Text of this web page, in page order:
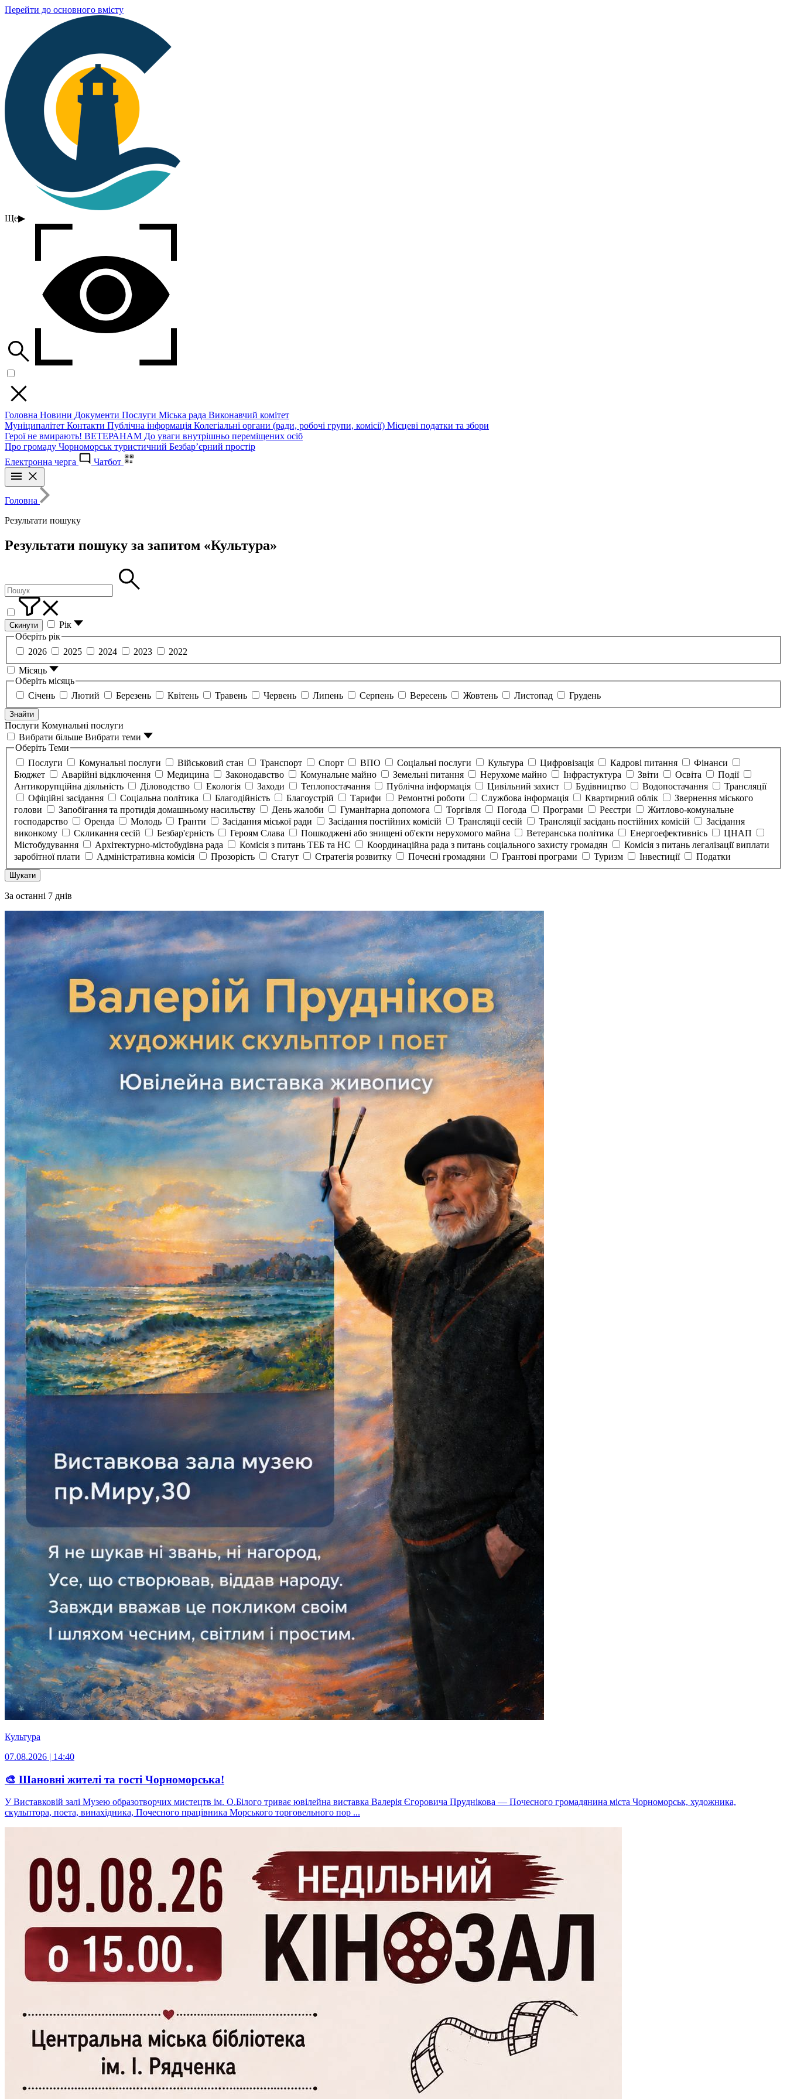
Перейти до основного вмісту
Ще▶
Головна Новини Документи Послуги Міська рада Виконавчий комітет
Муніципалітет Контакти Публічна інформація Колегіальні органи (ради, робочі групи, комісії) Місцеві податки та збори
Герої не вмирають! ВЕТЕРАНАМ До уваги внутрішньо переміщених осіб
Про громаду Чорноморськ туристичний Безбар’єрний простір
Електронна черга
Чатбот
Головна
Результати пошуку
Результати пошуку за запитом «Культура»
Скинути
Рік
Оберіть рік
2026
2025 2024 2023
2022
Місяць
Оберіть місяць
Січень
Лютий Березень Квітень Травень Червень Липень Серпень Вересень Жовтень Листопад Грудень
Знайти
Послуги Комунальні послуги
Вибрати більше Вибрати теми
Оберіть Теми
Послуги
Комунальні послуги Військовий стан Транспорт Спорт ВПО Соціальні послуги Культура Цифровізація Кадрові питання
Фінанси
Бюджет
Аварійні відключення Медицина Законодавство Комунальне майно Земельні питання Нерухоме майно Інфрастуктура Звіти Освіта
Події
Антикорупційна діяльність
Діловодство Екологія Заходи Теплопостачання Публічна інформація Цивільний захист Будівництво Водопостачання
Трансляції
Офіційні засідання
Соціальна політика Благодійність Благоустрій Тарифи Ремонтні роботи Службова інформація Квартирний облік
Звернення міського
голови
Запобігання та протидія домашньому насильству День жалоби Гуманітарна допомога Торгівля Погода Програми Реєстри
Житлово-комунальне
господарство
Оренда Молодь Гранти Засідання міської ради Засідання постійних комісій Трансляції сесій Трансляції засідань постійних комісій
Засідання
виконкому
Скликання сесій Безбар'єрність Героям Слава Пошкоджені або знищені об'єкти нерухомого майна Ветеранська політика Енергоефективнісь
ЦНАП
Містобудування
Архітектурно-містобудівна рада Комісія з питань ТЕБ та НС Координаційна рада з питань соціального захисту громадян
Комісія з питань легалізації виплати
заробітної плати
Адміністративна комісія Прозорість Статут Стратегія розвитку Почесні громадяни Грантові програми Туризм Інвестиції Податки
Шукати
За останні 7 днів
Культура
07.08.2026 | 14:40
🎨 Шановні жителі та гості Чорноморська!
У Виставковій залі Музею образотворчих мистецтв ім. О.Білого триває ювілейна виставка Валерія Єгоровича Пруднікова — Почесного громадянина міста Чорноморськ, художника,
скульптора, поета, винахідника, Почесного працівника Морського торговельного пор ...